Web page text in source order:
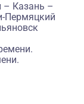
– Казань –
Пермяцкий